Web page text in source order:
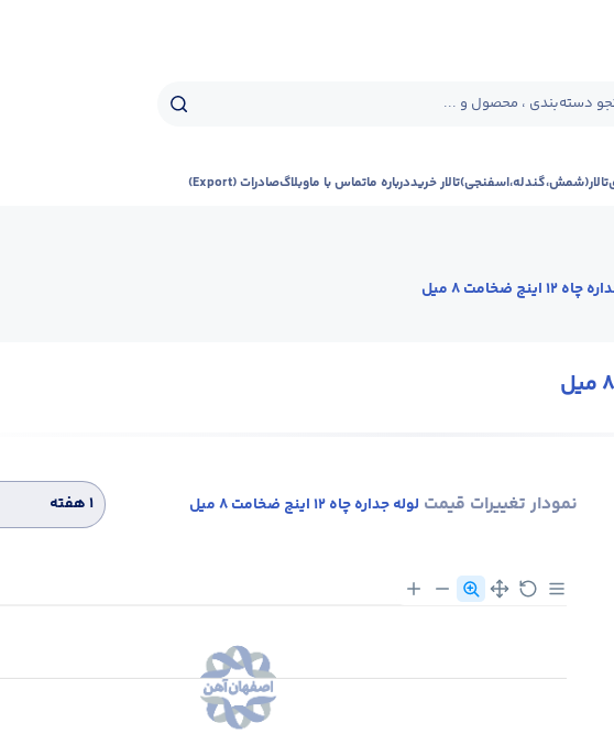
دسته‌بندی ، محصول و ...
تالار(شمش،گندله،اسفنجی)تالار خریددرباره ماتماس با ماوبلاگصادرات (Export)
اینچ ضخامت 8 میل
نمودار تغییرات قیمت لوله جداره چاه 12 اینچ ضخامت 8 میل ۱ هفته